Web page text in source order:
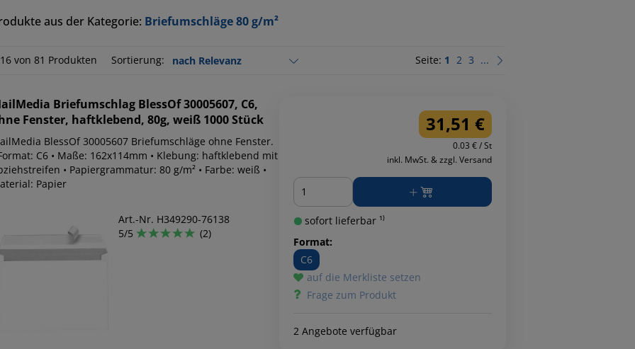
aus der Kategorie: Briefumschläge 80 g/m²
von 81 Produkten Sortierung: Seite: 1 2 3 ...
Briefumschlag BlessOf 30005607, C6,
Fenster, haftklebend, 80g, weiß 1000 Stück
BlessOf 30005607 Briefumschläge ohne Fenster.
C6 • Maße: 162x114mm • Klebung: haftklebend mit
• Papiergrammatur: 80 g/m² • Farbe: weiß •
Papier
Art.-Nr. H349290-76138
5/5
(2)
31,51 €
0.03 € / St
inkl. MwSt. & zzgl. Versand
Menge
sofort lieferbar ¹⁾
Format:
C6
auf die Merkliste setzen
Frage zum Produkt
2 Angebote verfügbar